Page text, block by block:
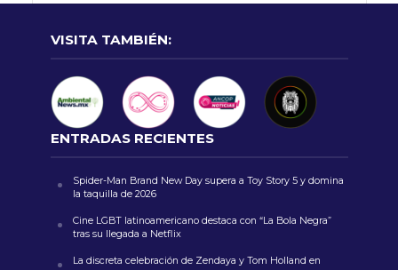
VISITA TAMBIÉN:
ENTRADAS RECIENTES
Spider-Man Brand New Day supera a Toy Story 5 y domina
la taquilla de 2026
Cine LGBT latinoamericano destaca con “La Bola Negra”
tras su llegada a Netflix
La discreta celebración de Zendaya y Tom Holland en